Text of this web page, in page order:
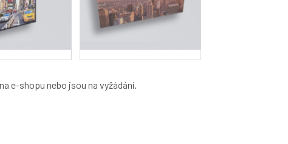
e-shopu nebo jsou na vyžádání.